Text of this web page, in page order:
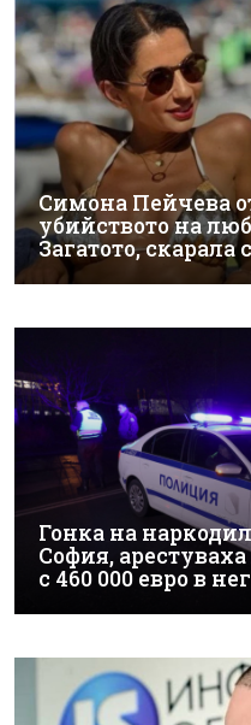
Симона Пейчева
убийството на
Загатото, скарала
Гонка на
София,
с 460 000 евро в